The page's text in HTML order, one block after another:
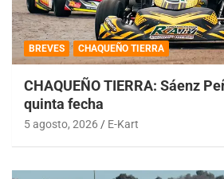
BREVES CHAQUEÑO TIERRA
CHAQUEÑO TIERRA: Sáenz
quinta fecha
5 agosto, 2026 E-Kart